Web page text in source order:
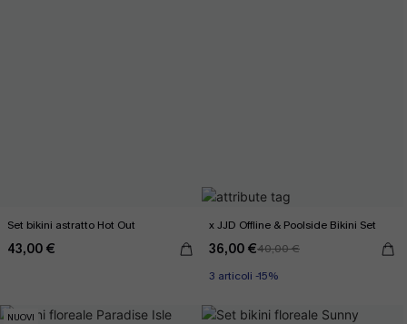
Set bikini astratto Hot Out
43,00 €
x JJD Offline & Poolside Bikini Set
36,00 €40,00 €
3 articoli -15%
NUOVI